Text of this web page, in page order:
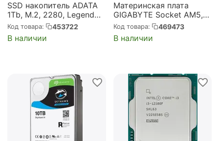
SSD накопитель ADATA
1Tb, M.2, 2280, Legend
900 внутренний, PCI-E
4.0 x4, NVMe, 3D NAND
(SLEG-900-1TCS)
Код товара: 453722
В наличии
Материнская плата
GIGABYTE Socket AM5,
AMD B650, 4xDDR5, PCI-
E 4.0, 2xM.2, HDMI,
DisplayPort, PS/2, mATX
Код товара: 469473
В наличии